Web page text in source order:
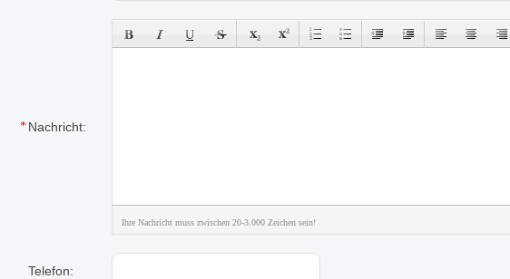
Nachricht:
Ihre Nachricht muss zwischen 20-3.000 Zeichen sein!
Telefon: